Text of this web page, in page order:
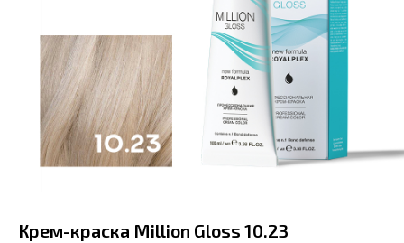
Крем-краска Million Gloss 10.23